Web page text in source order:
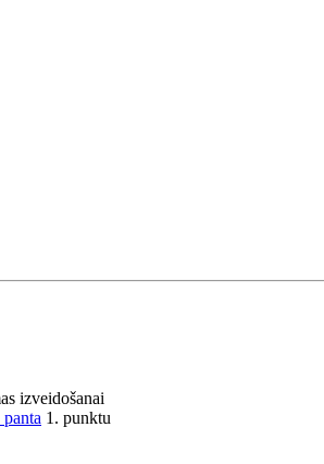
izveidošanai
panta 1. punktu